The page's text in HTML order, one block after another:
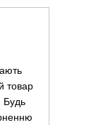
товар
Будь